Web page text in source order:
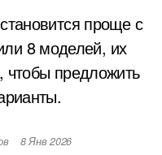
проще с
8 моделей, их
чтобы предложить
8 Янв 2026